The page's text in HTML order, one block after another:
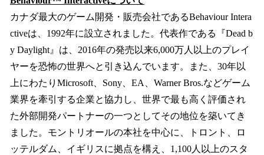
カナダ最大のゲーム開発・販売会社であるBehaviour Intera
ctiveは、1992年に設立されました。代表作である『Dead b
y Daylight』は、2016年の発売以来6,000万人以上のプレイ
ヤーを恐怖の世界へと引き込んでいます。また、30年以
上にわたりMicrosoft、Sony、EA、Warner Bros.などゲーム
業界を牽引する企業と協力し、世界で最も高く評価され
た外部開発パートナーの一つとしてその地位を築いてき
ました。モントリオールの本社を中心に、トロント、ロ
ッテルダム、イギリスに拠点を構え、1,100人以上のスタ